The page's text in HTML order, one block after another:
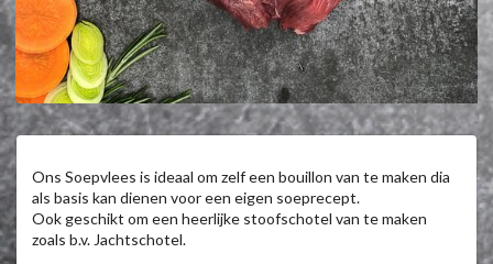
Ons Soepvlees is ideaal om zelf een bouillon van te maken dia
als basis kan dienen voor een eigen soeprecept.
Ook geschikt om een heerlijke stoofschotel van te maken
zoals b.v. Jachtschotel.